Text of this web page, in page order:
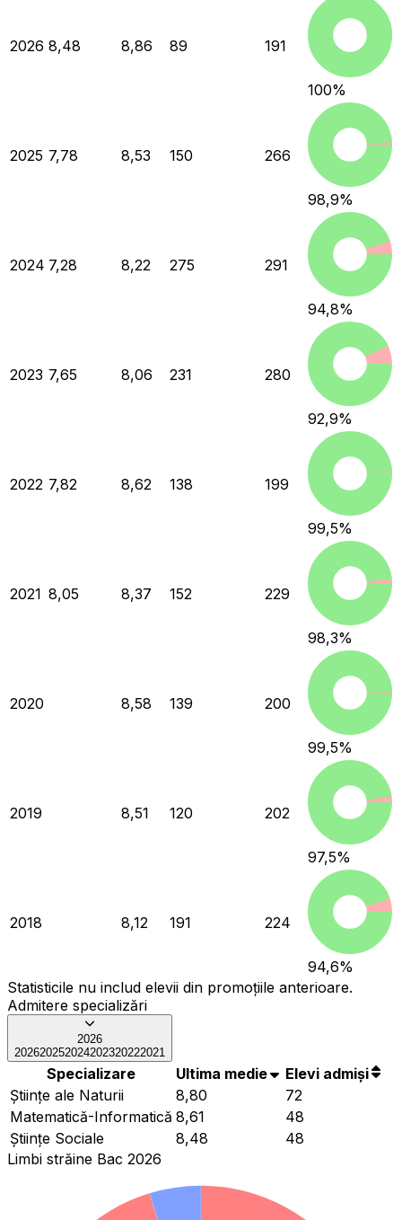
2026 8,48 8,86 89 191
100%
2025 7,78 8,53 150 266
98,9%
2024 7,28 8,22 275 291
94,8%
2023 7,65 8,06 231 280
92,9%
2022 7,82 8,62 138 199
99,5%
2021 8,05 8,37 152 229
98,3%
2020 8,58 139 200
99,5%
2019 8,51 120 202
97,5%
2018 8,12 191 224
94,6%
Statisticile nu includ elevii din promoțiile anterioare.
Admitere specializări
2026
202620252024202320222021
Specializare Ultima medie
Elevi admiși
Ştiinţe ale Naturii
8,80
72
Matematică-Informatică 8,61
48
Ştiinţe Sociale
8,48
48
Limbi străine Bac 2026